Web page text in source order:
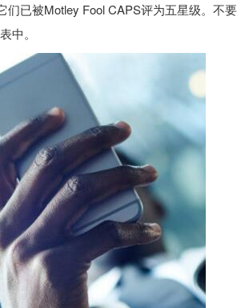
已被Motley Fool CAPS评为五星级。不要
中。